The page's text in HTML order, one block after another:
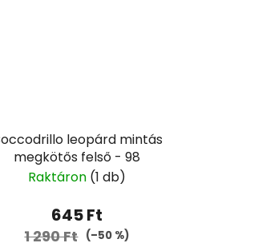
leopárd mintás
megkötős felső - 98
Raktáron (1 db)
645 Ft
1 290 Ft (–50 %)